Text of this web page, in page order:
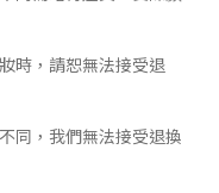
時，請恕無法接受退
同，我們無法接受退換